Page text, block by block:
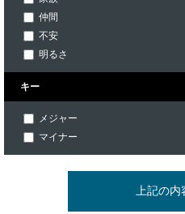
仲間
不安
明るさ
キー
メジャー
マイナー